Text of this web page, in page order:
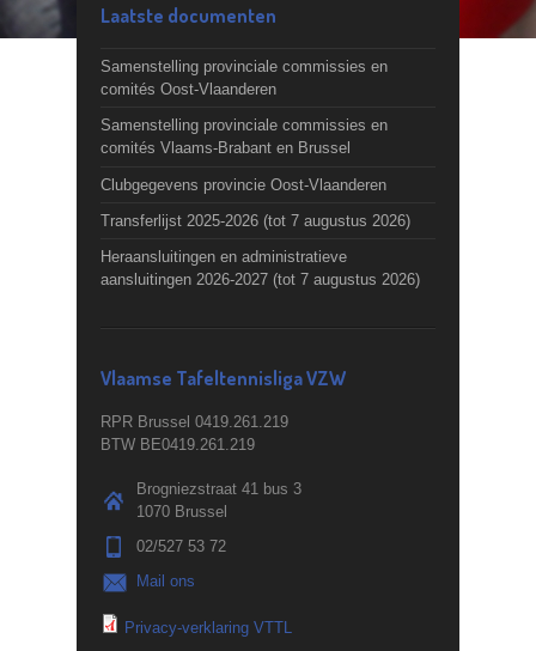
Laatste documenten
Samenstelling provinciale commissies en
comités Oost-Vlaanderen
Samenstelling provinciale commissies en
comités Vlaams-Brabant en Brussel
Clubgegevens provincie Oost-Vlaanderen
Transferlijst 2025-2026 (tot 7 augustus 2026)
Heraansluitingen en administratieve
aansluitingen 2026-2027 (tot 7 augustus 2026)
Vlaamse Tafeltennisliga VZW
RPR Brussel 0419.261.219
BTW BE0419.261.219
Brogniezstraat 41 bus 3
1070 Brussel
02/527 53 72
Mail ons
Privacy-verklaring VTTL